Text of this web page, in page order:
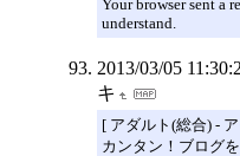
Your browser sent a
understand.
2013/03/05
キ
[ アダルト(総合) -
カンタン！ブログ